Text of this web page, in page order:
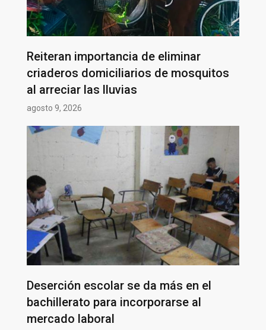
Reiteran importancia de eliminar
criaderos domiciliarios de mosquitos
al arreciar las lluvias
agosto 9, 2026
Deserción escolar se da más en el
bachillerato para incorporarse al
mercado laboral